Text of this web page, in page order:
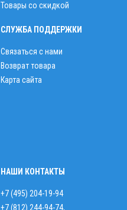
Товары со скидкой
СЛУЖБА ПОДДЕРЖКИ
Связаться с нами
Возврат товара
Карта сайта
НАШИ КОНТАКТЫ
+7 (495) 204-19-94
+7 (812) 244-94-74,